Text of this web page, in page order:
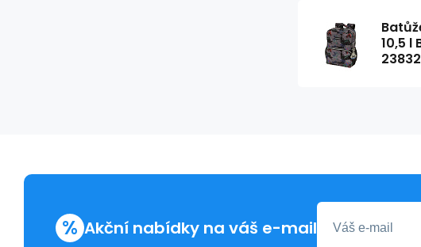
10,5 l
% Akční nabídky na váš e-mail